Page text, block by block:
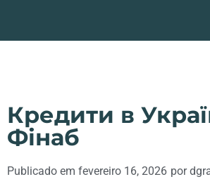
Кредити в
Фінаб
Publicado em fevereiro 16, 2026 por